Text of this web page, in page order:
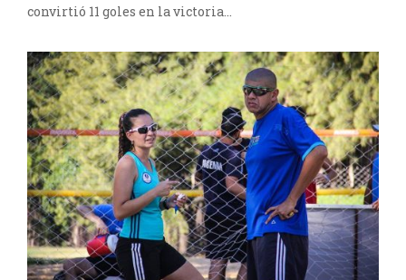
convirtió 11 goles en la victoria...